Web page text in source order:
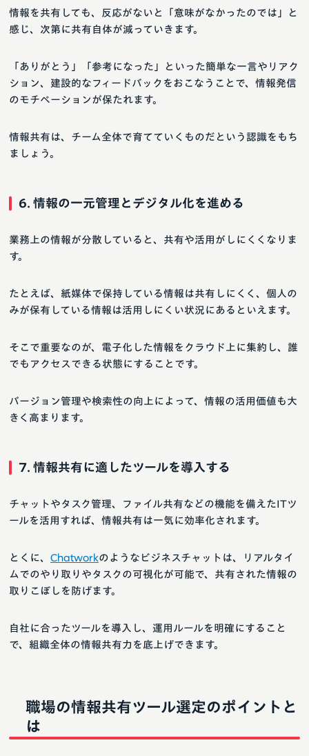
情報を共有しても、反応がないと「意味がなかったのでは」と
感じ、次第に共有自体が減っていきます。
「ありがとう」「参考になった」といった簡単な一言やリアク
ション、建設的なフィードバックをおこなうことで、情報発信
のモチベーションが保たれます。
情報共有は、チーム全体で育てていくものだという認識をもち
ましょう。
6. 情報の一元管理とデジタル化を進める
業務上の情報が分散していると、共有や活用がしにくくなりま
す。
たとえば、紙媒体で保持している情報は共有しにくく、個人の
みが保有している情報は活用しにくい状況にあるといえます。
そこで重要なのが、電子化した情報をクラウド上に集約し、誰
でもアクセスできる状態にすることです。
バージョン管理や検索性の向上によって、情報の活用価値も大
きく高まります。
7. 情報共有に適したツールを導入する
チャットやタスク管理、ファイル共有などの機能を備えたITツ
ールを活用すれば、情報共有は一気に効率化されます。
とくに、 Chatworkのようなビジネスチャットは、リアルタイ
ムでのやり取りやタスクの可視化が可能で、共有された情報の
取りこぼしを防げます。
自社に合ったツールを導入し、運用ルールを明確にすること
で、組織全体の情報共有力を底上げできます。
職場の情報共有ツール選定のポイントと
は